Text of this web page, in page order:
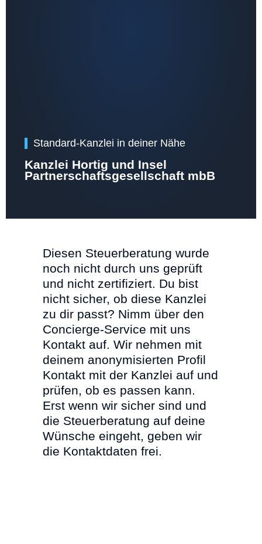
Standard-Kanzlei in deiner Nähe
Kanzlei Hortig und Insel
Partnerschaftsgesellschaft mbB
Diesen Steuerberatung wurde
noch nicht durch uns geprüft
und nicht zertifiziert. Du bist
nicht sicher, ob diese Kanzlei
zu dir passt? Nimm über den
Concierge-Service mit uns
Kontakt auf. Wir nehmen mit
deinem anonymisierten Profil
Kontakt mit der Kanzlei auf und
prüfen, ob es passen kann.
Erst wenn wir sicher sind und
die Steuerberatung auf deine
Wünsche eingeht, geben wir
die Kontaktdaten frei.